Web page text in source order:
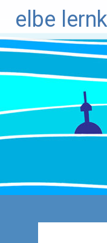
Inhalt
springen
elbe